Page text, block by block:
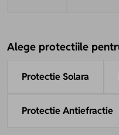
Alege protectiile
Protectie Solara
Protectie Antiefractie